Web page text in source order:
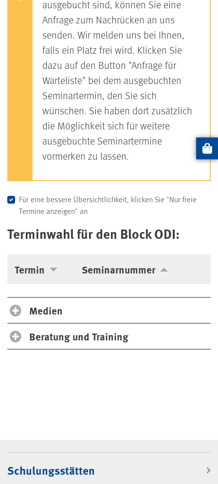
ausgebucht sind, können Sie eine
Anfrage zum Nachrücken an uns
senden. Wir melden uns bei Ihnen,
falls ein Platz frei wird. Klicken Sie
dazu auf den Button "Anfrage für
Warteliste" bei dem ausgebuchten
Seminartermin, den Sie sich
wünschen. Sie haben dort zusätzlich
die Möglichkeit sich für weitere
ausgebuchte Seminartermine
vormerken zu lassen.
Für eine bessere Übersichtlichkeit, klicken Sie "Nur freie
Termine anzeigen" an
Terminwahl für den Block ODI:
Termin Seminarnummer
Medien
Beratung und Training
Schulungsstätten
Artikel